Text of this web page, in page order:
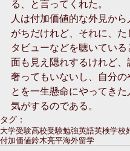
る、と言ってくれた。
人は付加価値的な外見から
がちだけれど、それに、た
タビューなどを聴いてい
面も見え隠れするけれど、
奢ってもいないし、自分の
とを一生懸命にやってき
気がするのである。
タグ：
大学受験高校受験勉強英語英検学校
付加価値鈴木亮平海外留学